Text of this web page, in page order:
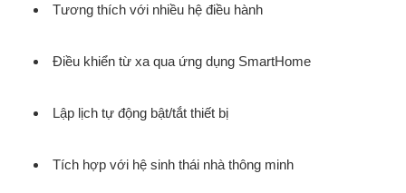
Tương thích với nhiều hệ điều hành
Điều khiển từ xa qua ứng dụng SmartHome
Lập lịch tự động bật/tắt thiết bị
Tích hợp với hệ sinh thái nhà thông minh